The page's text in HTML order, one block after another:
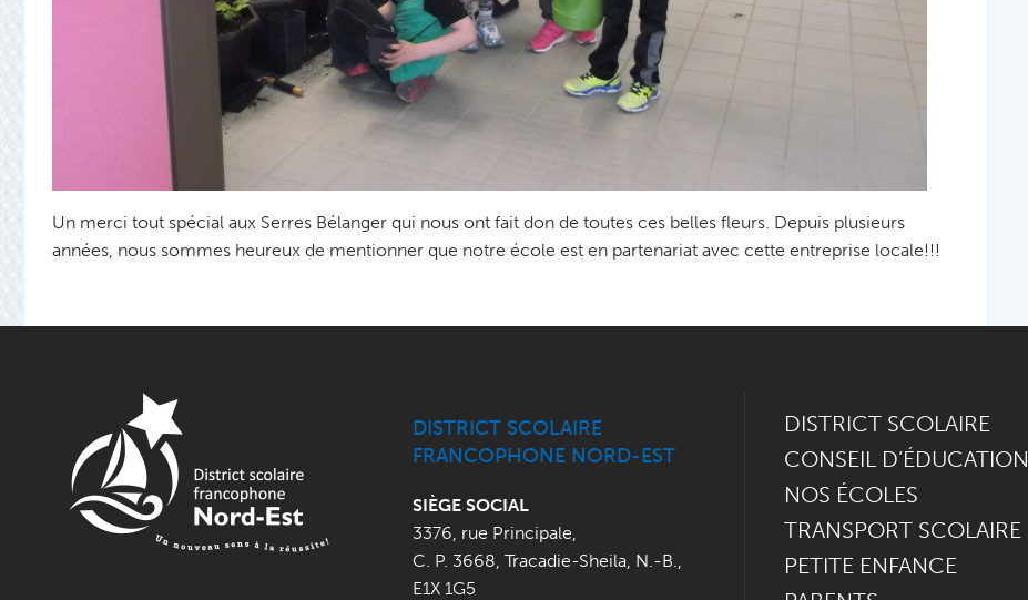
Un merci tout spécial aux Serres Bélanger qui nous ont fait don de toutes ces belles fleurs. Depuis plusieurs
années, nous sommes heureux de mentionner que notre école est en partenariat avec cette entreprise locale!!!
DISTRICT SCOLAIRE
FRANCOPHONE NORD-EST
SIÈGE SOCIAL
3376, rue Principale,
C. P. 3668, Tracadie-Sheila, N.-B.,
E1X 1G5
DISTRICT SCOLAIRE
CONSEIL D’ÉDUCATION
NOS ÉCOLES
TRANSPORT SCOLAIRE
PETITE ENFANCE